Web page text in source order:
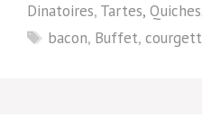
Dinatoires, Tartes,
Étiquettes
bacon, Buffet,